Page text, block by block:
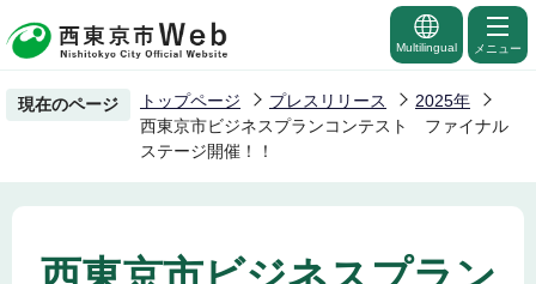
の
ー
の
先
Multilingual メニュー
現在のページ トップページ プレスリリース
2025年
西東京市ビジネスプランコンテスト ファイナル
ステージ開催！！